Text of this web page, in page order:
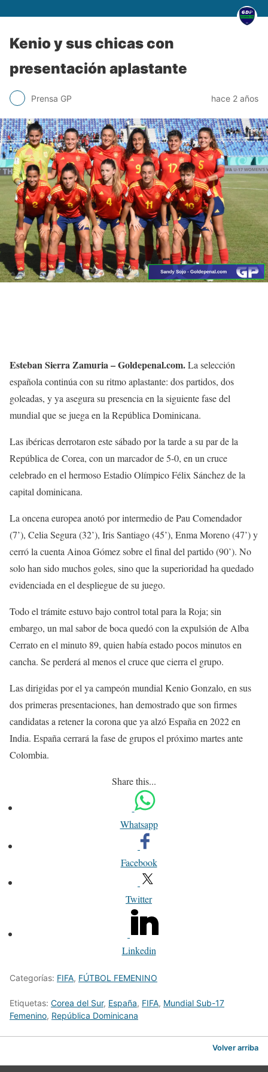
Kenio y sus chicas con
presentación aplastante
Prensa GP hace 2 años
Esteban Sierra Zamuria – Goldepenal.com.La selección
española continúa con su ritmo aplastante: dos partidos, dos
goleadas, y ya asegura su presencia en la siguiente fase del
mundial que se juega en la República Dominicana.
Las ibéricas derrotaron este sábado por la tarde a su par de la
República de Corea, con un marcador de 5-0, en un cruce
celebrado en el hermoso Estadio Olímpico Félix Sánchez de la
capital dominicana.
La oncena europea anotó por intermedio de Pau Comendador
(7’), Celia Segura (32’), Iris Santiago (45’), Enma Moreno (47’) y
cerró la cuenta Ainoa Gómez sobre el final del partido (90’). No
solo han sido muchos goles, sino que la superioridad ha quedado
evidenciada en el despliegue de su juego.
Todo el trámite estuvo bajo control total para la Roja; sin
embargo, un mal sabor de boca quedó con la expulsión de Alba
Cerrato en el minuto 89, quien había estado pocos minutos en
cancha. Se perderá al menos el cruce que cierra el grupo.
Las dirigidas por el ya campeón mundial Kenio Gonzalo, en sus
dos primeras presentaciones, han demostrado que son firmes
candidatas a retener la corona que ya alzó España en 2022 en
India. España cerrará la fase de grupos el próximo martes ante
Colombia.
Share this...
Whatsapp
Facebook
Twitter
Linkedin
Categorías: FIFA, FÚTBOL FEMENINO
Etiquetas: Corea del Sur, España, FIFA, Mundial Sub-17
Femenino, República Dominicana
Volver arriba